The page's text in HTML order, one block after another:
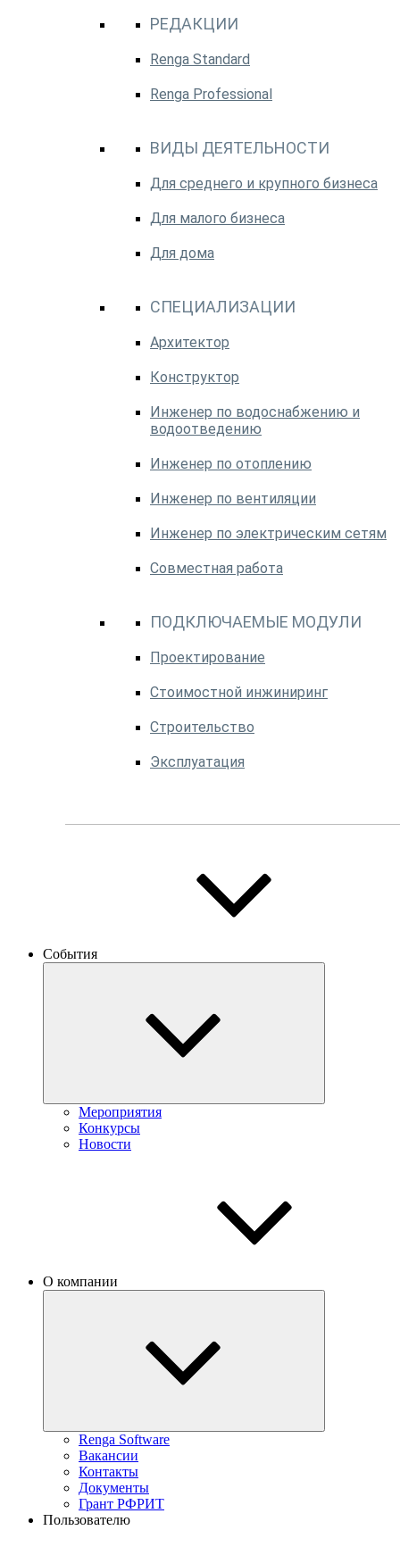
РЕДАКЦИИ
Renga Standard
Renga Professional
ВИДЫ ДЕЯТЕЛЬНОСТИ
Для среднего и крупного бизнеса
Для малого бизнеса
Для дома
СПЕЦИАЛИЗАЦИИ
Архитектор
Конструктор
Инженер по водоснабжению и
водоотведению
Инженер по отоплению
Инженер по вентиляции
Инженер по электрическим сетям
Совместная работа
ПОДКЛЮЧАЕМЫЕ МОДУЛИ
Проектирование
Стоимостной инжиниринг
Строительство
Эксплуатация
События
Мероприятия
Конкурсы
Новости
О компании
Renga Software
Вакансии
Контакты
Документы
Грант РФРИТ
Пользователю